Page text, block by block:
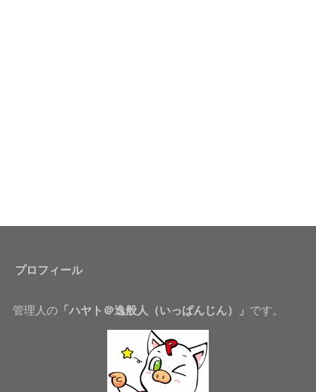
プロフィール
管理人の「ハヤト＠逸般人（いっぱんじん）」 です。